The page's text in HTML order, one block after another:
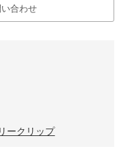
合わせ
ークリップ